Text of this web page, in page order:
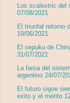
Los scalextric del
07/08/2021
El triunfal retorno
19/06/2021
El sepuku de
31/07/2021
La farsa del
argentino 24/07/
El futuro sigue
exito y el mérito